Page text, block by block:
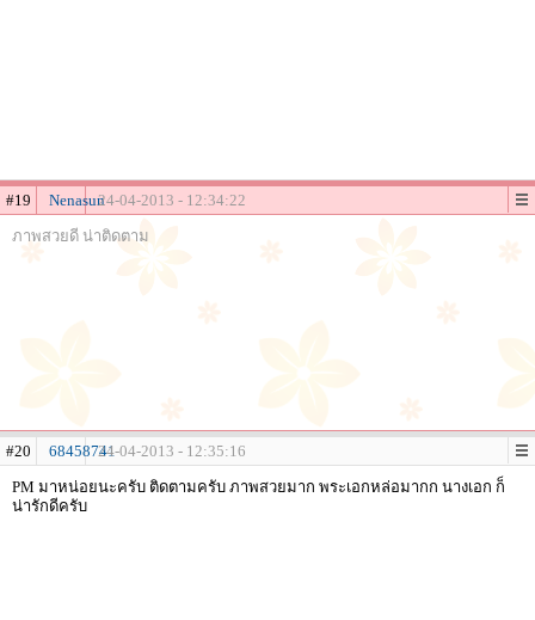
#19 Nenasun24-04-2013 - 12:34:22
ภาพสวยดี น่าติดตาม
#20 6845874124-04-2013 - 12:35:16
PM มาหน่อยนะครับ ติดตามครับ ภาพสวยมาก พระเอกหล่อมากก นางเอก ก็
น่ารักดีครับ